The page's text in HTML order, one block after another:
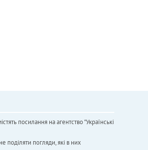
посилання на агентство "Українськi
поділяти погляди, які в них